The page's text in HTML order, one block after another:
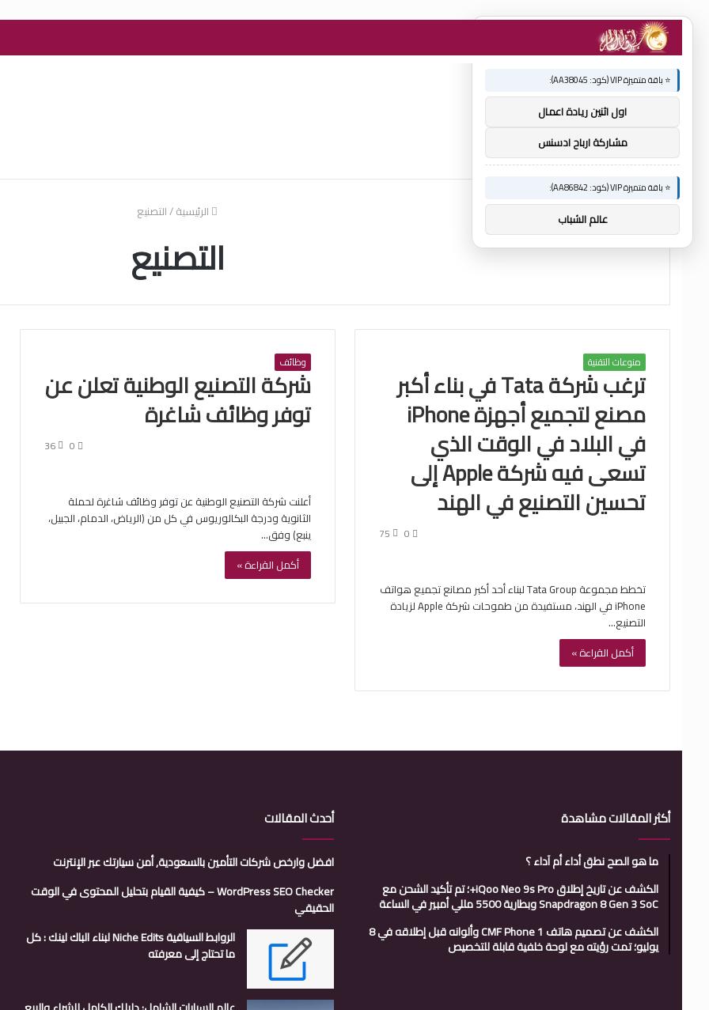
الرئيسية/التصنيع
التصنيع
منوعات التقنية
ترغب شركة Tata في بناء أكبر
مصنع لتجميع أجهزة iPhone
في البلاد في الوقت الذي
تسعى فيه شركة Apple إلى
تحسين التصنيع في الهند
0
75
تخطط مجموعة Tata Group لبناء أحد أكبر مصانع تجميع هواتف
iPhone في الهند، مستفيدة من طموحات شركة Apple لزيادة
التصنيع…
أكمل القراءة »
وظائف
شركة التصنيع الوطنية تعلن عن
توفر وظائف شاغرة
0
36
أعلنت شركة التصنيع الوطنية عن توفر وظائف شاغرة لحملة
الثانوية ودرجة البكالوريوس في كل من (الرياض، الدمام، الجبيل،
ينبع) وفق…
أكمل القراءة »
أكثر المقالات مشاهدة
ما هو الصح نطق أداء أم آداء ؟
الكشف عن تاريخ إطلاق iQoo Neo 9s Pro+؛ تم تأكيد الشحن مع
Snapdragon 8 Gen 3 SoC وبطارية 5500 مللي أمبير في الساعة
الكشف عن تصميم هاتف CMF Phone 1 وألوانه قبل إطلاقه في 8
يوليو؛ تمت رؤيته مع لوحة خلفية قابلة للتخصيص
أحدث المقالات
افضل وارخص شركات التأمين بالسعودية, أمن سيارتك عبر الإنترنت
WordPress SEO Checker – كيفية القيام بتحليل المحتوى في الوقت
الحقيقي
الروابط السياقية Niche Edits لبناء الباك لينك : كل
ما تحتاج إلى معرفته
🚀 توصيات :
⭐ باقة متميزة VIP (كود: AA38045):
اول اثنين ريادة اعمال
مشاركة ارباح ادسنس
⭐ باقة متميزة VIP (كود: AA86842):
عالم الشباب